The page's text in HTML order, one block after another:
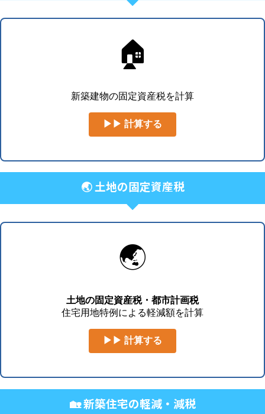
🏠
新築建物の固定資産税を計算
▶▶ 計算する
🌏 土地の固定資産税
🌏
土地の固定資産税・都市計画税
住宅用地特例による軽減額を計算
▶▶ 計算する
🏡 新築住宅の軽減・減税